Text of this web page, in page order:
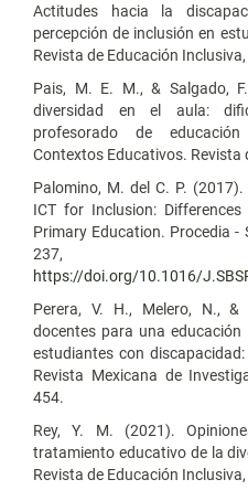
Actitudes hacia la
percepción de inclusión en
Revista de Educación
Pais, M. E. M., & Salgado,
diversidad en el aula:
profesorado de
Contextos Educativos. Revista
Palomino, M. del C. P.
ICT for Inclusion:
Primary Education. Procedia -
237,
https://doi.org/10.1016/
Perera, V. H., Melero, N.,
docentes para una
estudiantes con
Revista Mexicana de
454.
Rey, Y. M. (2021).
tratamiento educativo de la
Revista de Educación